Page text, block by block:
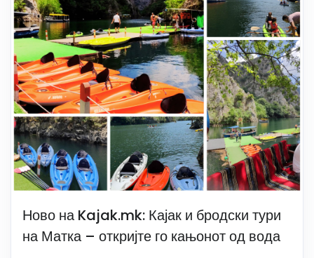
Ново на Kajak.mk: Кајак и бродски тури
на Матка – откријте го кањонот од вода